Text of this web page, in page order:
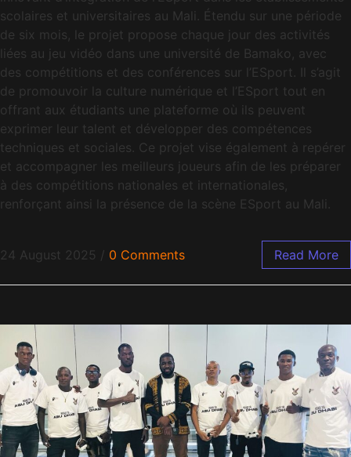
scolaires et universitaires au Mali. Étendu sur une période
de six mois, le projet propose chaque jour des activités
liées au jeu vidéo dans une université de Bamako, avec
des compétitions et des conférences sur l’ESport. Il s’agit
de promouvoir la culture numérique et l’ESport tout en
offrant aux étudiants une plateforme où ils peuvent
exprimer leur talent et développer des compétences
techniques et sociales. Ce projet vise également à repérer
et accompagner les meilleurs joueurs afin de les préparer
à des compétitions nationales et internationales,
renforçant ainsi la présence de la scène ESport au Mali.
24 August 2025 / 0 Comments Read More